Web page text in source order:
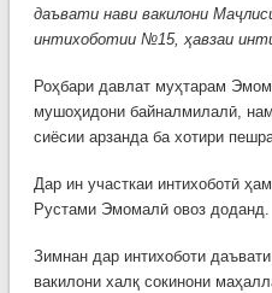
даъвати нави вакилони
интихоботии №15, ҳавзаи
Роҳбари давлат муҳтарам
мушоҳидони байналмилалӣ,
сиёсии арзанда ба хотири
Дар ин участкаи интихоботӣ
Рустами Эмомалӣ овоз доданд.
Зимнан дар интихоботи
вакилони халқ сокинони